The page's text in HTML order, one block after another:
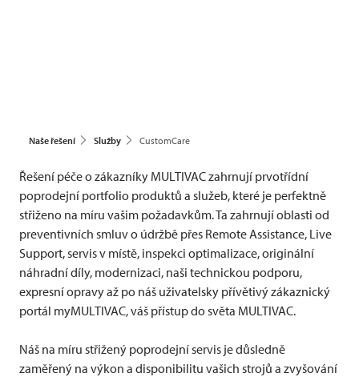
Naše řešení Služby CustomCare
Řešení péče o zákazníky MULTIVACzahrnují prvotřídní
poprodejní portfolio produktů a služeb, které je perfektně
střiženo na míru vašim požadavkům. Ta zahrnují oblasti od
preventivních smluv o údržbě přes Remote Assistance, Live
Support, servis v místě, inspekci optimalizace, originální
náhradní díly, modernizaci, naši technickou podporu,
expresní opravy až po náš uživatelsky přívětivý zákaznický
portál myMULTIVAC, váš přístup do světa MULTIVAC.
Náš na míru střižený poprodejní servis je důsledně
zaměřený na výkon a disponibilitu vašich strojů a zvyšování